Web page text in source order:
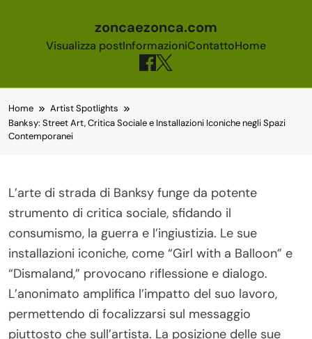
zoncaezonca.com
Visualizza postInformazioniContattoHome
Home
Artist Spotlights
Banksy: Street Art, Critica Sociale e Installazioni Iconiche negli Spazi
Contemporanei
L’arte di strada di Banksy funge da potente
strumento di critica sociale, sfidando il
consumismo, la guerra e l’ingiustizia. Le sue
installazioni iconiche, come “Girl with a Balloon” e
“Dismaland,” provocano riflessione e dialogo.
L’anonimato amplifica l’impatto del suo lavoro,
permettendo di focalizzarsi sul messaggio
piuttosto che sull’artista. La posizione delle sue